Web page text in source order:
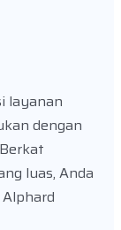
layanan
dengan
luas, Anda